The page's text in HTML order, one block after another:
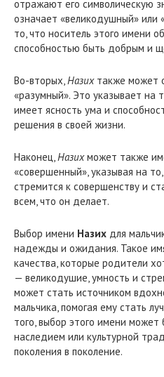
отражают его символическую
означает «великодушный»
то, что носитель этого имени
способностью быть добрым и
Во-вторых,Назихтакже может
«разумный». Это указывает на
имеет ясность ума и
решения в своей жизни.
Наконец,Назихможет также
«совершенный», указывая на
стремится к совершенству и
всем, что он делает.
Выбор имени Назих для
надежды и ожидания. Такое
качества, которые родители
— великодушие, умность и
может стать источником
мальчика, помогая ему стать
того, выбор этого имени может
наследием или культурной
поколения в поколение.